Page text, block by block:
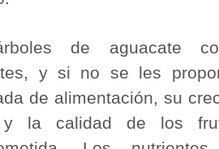
de aguacate
y si no se les
de alimentación, su
y la calidad de los